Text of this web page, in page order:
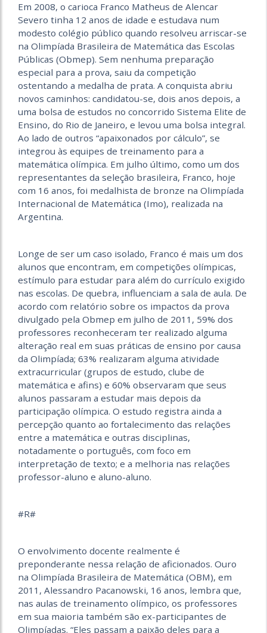
Em 2008, o carioca Franco Matheus de Alencar
Severo tinha 12 anos de idade e estudava num
modesto colégio público quando resolveu arriscar-se
na Olimpíada Brasileira de Matemática das Escolas
Públicas (Obmep). Sem nenhuma preparação
especial para a prova, saiu da competição
ostentando a medalha de prata. A conquista abriu
novos caminhos: candidatou-se, dois anos depois, a
uma bolsa de estudos no concorrido Sistema Elite de
Ensino, do Rio de Janeiro, e levou uma bolsa integral.
Ao lado de outros “apaixonados por cálculo”, se
integrou às equipes de treinamento para a
matemática olímpica. Em julho último, como um dos
representantes da seleção brasileira, Franco, hoje
com 16 anos, foi medalhista de bronze na Olimpíada
Internacional de Matemática (Imo), realizada na
Argentina.
Longe de ser um caso isolado, Franco é mais um dos
alunos que encontram, em competições olímpicas,
estímulo para estudar para além do currículo exigido
nas escolas. De quebra, influenciam a sala de aula. De
acordo com relatório sobre os impactos da prova
divulgado pela Obmep em julho de 2011, 59% dos
professores reconheceram ter realizado alguma
alteração real em suas práticas de ensino por causa
da Olimpíada; 63% realizaram alguma atividade
extracurricular (grupos de estudo, clube de
matemática e afins) e 60% observaram que seus
alunos passaram a estudar mais depois da
participação olímpica. O estudo registra ainda a
percepção quanto ao fortalecimento das relações
entre a matemática e outras disciplinas,
notadamente o português, com foco em
interpretação de texto; e a melhoria nas relações
professor-aluno e aluno-aluno.
#R#
O envolvimento docente realmente é
preponderante nessa relação de aficionados. Ouro
na Olimpíada Brasileira de Matemática (OBM), em
2011, Alessandro Pacanowski, 16 anos, lembra que,
nas aulas de treinamento olímpico, os professores
em sua maioria também são ex-participantes de
Olimpíadas. “Eles passam a paixão deles para a